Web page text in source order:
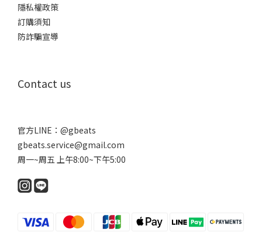
隱私權政策
訂購須知
防詐騙宣導
Contact us
官方LINE： @gbeats
gbeats.service@gmail.com
周一~周五 上午8:00~下午5:00